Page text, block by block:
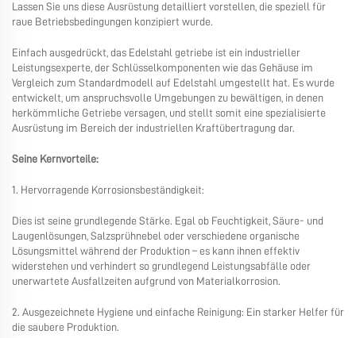
Lassen Sie uns diese Ausrüstung detailliert vorstellen, die speziell für
raue Betriebsbedingungen konzipiert wurde.
Einfach ausgedrückt, das Edelstahl getriebe ist ein industrieller
Leistungsexperte, der Schlüsselkomponenten wie das Gehäuse im
Vergleich zum Standardmodell auf Edelstahl umgestellt hat. Es wurde
entwickelt, um anspruchsvolle Umgebungen zu bewältigen, in denen
herkömmliche Getriebe versagen, und stellt somit eine spezialisierte
Ausrüstung im Bereich der industriellen Kraftübertragung dar.
Seine Kernvorteile:
1. Hervorragende Korrosionsbeständigkeit:
Dies ist seine grundlegende Stärke. Egal ob Feuchtigkeit, Säure- und
Laugenlösungen, Salzsprühnebel oder verschiedene organische
Lösungsmittel während der Produktion – es kann ihnen effektiv
widerstehen und verhindert so grundlegend Leistungsabfälle oder
unerwartete Ausfallzeiten aufgrund von Materialkorrosion.
2. Ausgezeichnete Hygiene und einfache Reinigung: Ein starker Helfer für
die saubere Produktion.